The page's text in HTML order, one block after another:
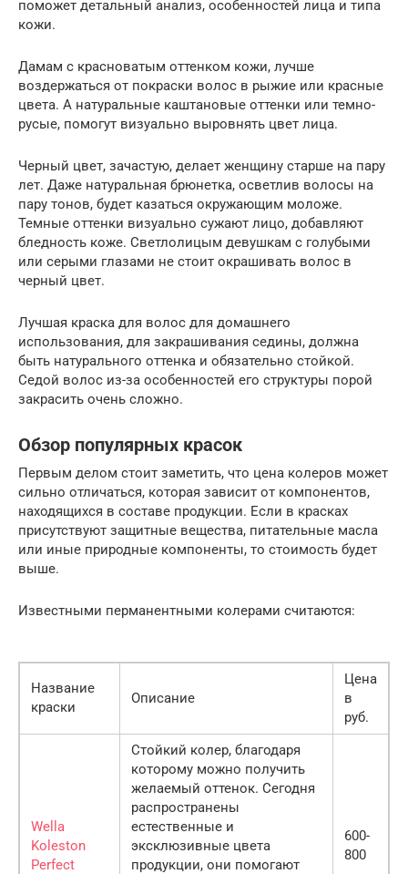
поможет детальный анализ, особенностей лица и типа
кожи.
Дамам с красноватым оттенком кожи, лучше
воздержаться от покраски волос в рыжие или красные
цвета. А натуральные каштановые оттенки или темно-
русые, помогут визуально выровнять цвет лица.
Черный цвет, зачастую, делает женщину старше на пару
лет. Даже натуральная брюнетка, осветлив волосы на
пару тонов, будет казаться окружающим моложе.
Темные оттенки визуально сужают лицо, добавляют
бледность коже. Светлолицым девушкам с голубыми
или серыми глазами не стоит окрашивать волос в
черный цвет.
Лучшая краска для волос для домашнего
использования, для закрашивания седины, должна
быть натурального оттенка и обязательно стойкой.
Седой волос из-за особенностей его структуры порой
закрасить очень сложно.
Обзор популярных красок
Первым делом стоит заметить, что цена колеров может
сильно отличаться, которая зависит от компонентов,
находящихся в составе продукции. Если в красках
присутствуют защитные вещества, питательные масла
или иные природные компоненты, то стоимость будет
выше.
Известными перманентными колерами считаются:
Название
краски
Описание
Цена
в
руб.
Wella
Koleston
Perfect
Стойкий колер, благодаря
которому можно получить
желаемый оттенок. Сегодня
распространены
естественные и
эксклюзивные цвета
продукции, они помогают
600-
800